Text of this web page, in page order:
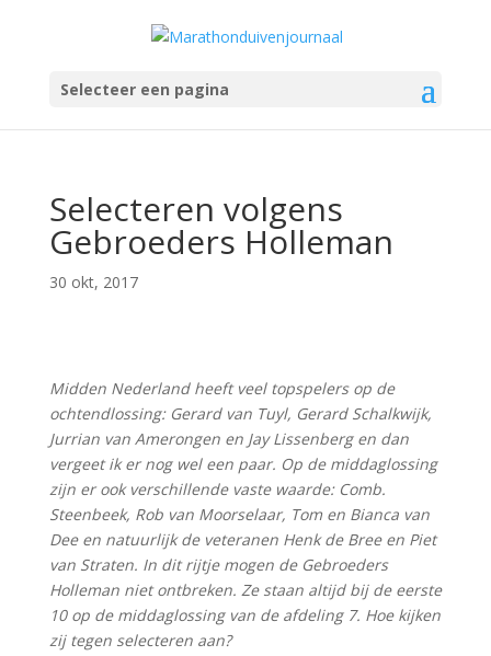
Selecteer een pagina
Selecteren volgens
Gebroeders Holleman
30 okt, 2017
Midden Nederland heeft veel topspelers op de
ochtendlossing: Gerard van Tuyl, Gerard Schalkwijk,
Jurrian van Amerongen en Jay Lissenberg en dan
vergeet ik er nog wel een paar. Op de middaglossing
zijn er ook verschillende vaste waarde: Comb.
Steenbeek, Rob van Moorselaar, Tom en Bianca van
Dee en natuurlijk de veteranen Henk de Bree en Piet
van Straten. In dit rijtje mogen de Gebroeders
Holleman niet ontbreken. Ze staan altijd bij de eerste
10 op de middaglossing van de afdeling 7. Hoe kijken
zij tegen selecteren aan?